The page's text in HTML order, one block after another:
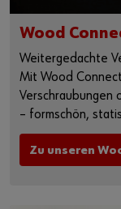
Wood
Weitergedachte
Mit Wood
Verschraubungen
– formschön,
Zu unseren